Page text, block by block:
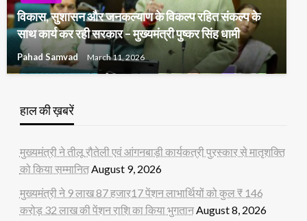
विकास, सुशासन और जनकल्याण के विकल्प रहित संकल्प के
साथ कार्य कर रही सरकार – मुख्यमंत्री पुष्कर सिंह धामी
Pahad Samvad March 11, 2026
हाल की ख़बरें
मुख्यमंत्री ने तीलू रौतेली एवं आंगनबाड़ी कार्यकत्री पुरस्कार से मातृशक्ति
को किया सम्मानितAugust 9, 2026
मुख्यमंत्री ने 9 लाख 87 हजार17 पेंशन लाभार्थियों को कुल ₹ 146
करोड़ 32 लाख की पेंशन राशि का किया भुगतानAugust 8, 2026